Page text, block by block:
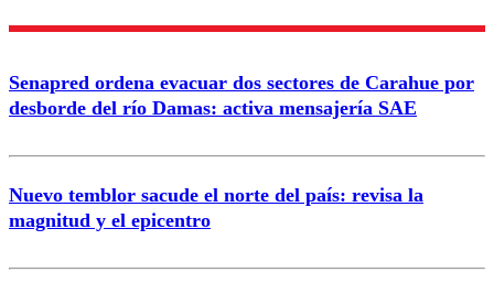
Correo
Senapred ordena evacuar dos sectores de Carahue por
desborde del río Damas: activa mensajería SAE
Nuevo temblor sacude el norte del país: revisa la
magnitud y el epicentro